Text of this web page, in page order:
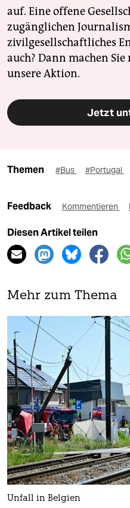
auf. Eine offene
zugänglichen
zivilgesellschaftliches
auch? Dann machen
unsere Aktion.
Jetzt
Themen #Bus #Portugal
Feedback Kommentieren
Diesen Artikel teilen
Mehr zum Thema
Unfall in Belgien